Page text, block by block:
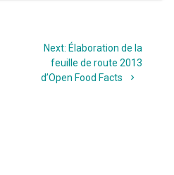
Next: Next
post:
Élaboration de la
feuille de route 2013
d’Open Food Facts